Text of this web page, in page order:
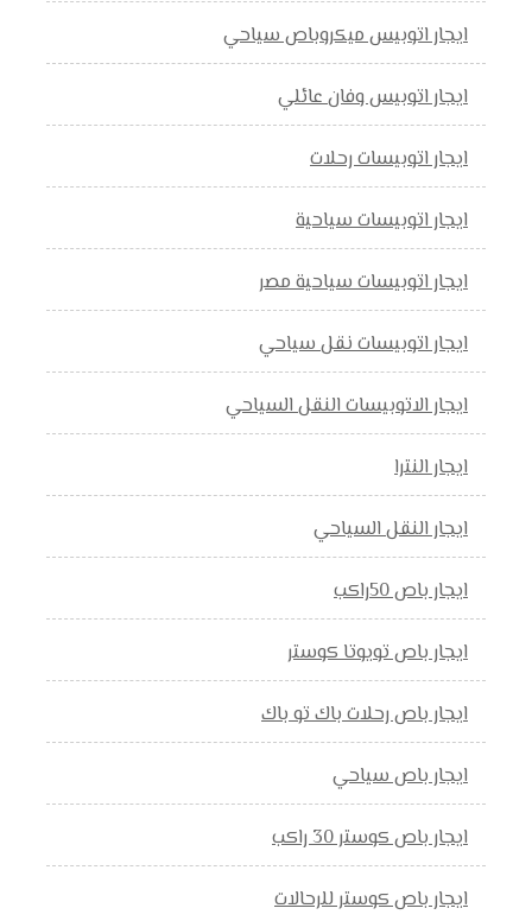
ايجار اتوبيس ميكروباص سياحي
ايجار اتوبيس وفان عائلي
ايجار اتوبيسات رحلات
ايجار اتوبيسات سياحية
ايجار اتوبيسات سياحية مصر
ايجار اتوبيسات نقل سياحي
ايجار الاتوبيسات النقل السياحي
ايجار النترا
ايجار النقل السياحي
ايجار باص 50راكب
ايجار باص تويوتا كوستر
ايجار باص رحلات باك تو باك
ايجار باص سياحي
ايجار باص كوستر 30 راكب
ايجار باص كوستر للرحالات